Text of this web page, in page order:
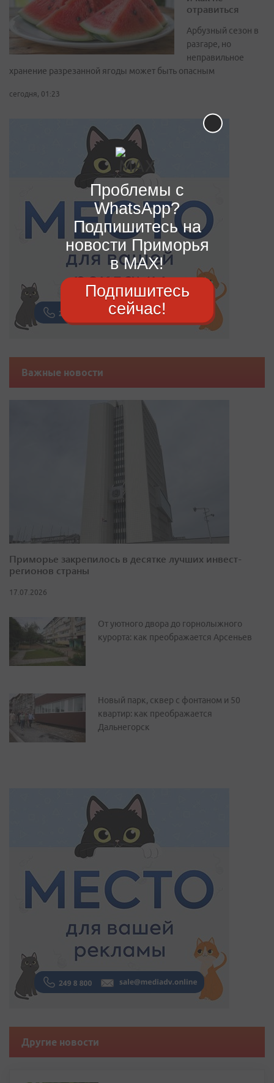
отравиться
Арбузный сезон в
разгаре, но
неправильное
хранение разрезанной ягоды может быть опасным
сегодня, 01:23
Важные новости
Приморье закрепилось в десятке лучших инвест-
регионов страны
17.07.2026
От уютного двора до горнолыжного
курорта: как преображается Арсеньев
Новый парк, сквер с фонтаном и 50
квартир: как преображается
Дальнегорск
Другие новости
Проблемы с
WhatsApp?
Подпишитесь на
новости Приморья
в MAX!
Подпишитесь
сейчас!